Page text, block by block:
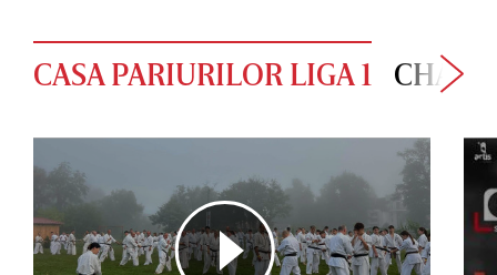
CASA PARIURILOR LIGA 1